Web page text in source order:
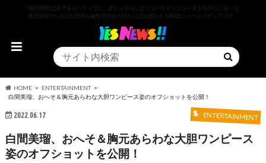
YESNEWSは全てをポジティブに、楽しく明るいエンターテインメントネタを中心に様々な
最新情報やお役立ち情報を編集部独自の切り口でお届けするWEBニュースメディアです。
HOME
ENTERTAINMENT
白間美瑠、おへそ＆胸元あらわな大胆ワンピース姿のオフショットを公開！
2022.06.17 ENTERTAINMENT
白間美瑠、おへそ＆胸元あらわな大胆ワンピース
姿のオフショットを公開！